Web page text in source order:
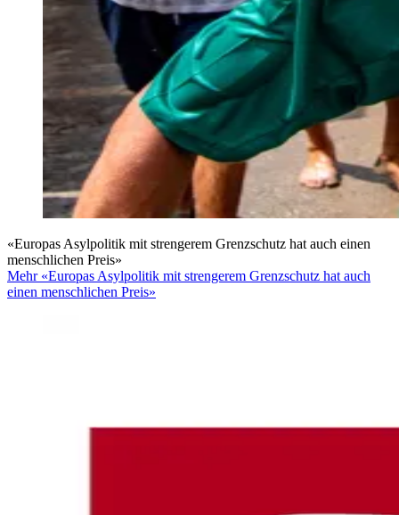
«Europas Asylpolitik mit strengerem Grenzschutz hat auch einen
menschlichen Preis»
Mehr «Europas Asylpolitik mit strengerem Grenzschutz hat auch
einen menschlichen Preis»